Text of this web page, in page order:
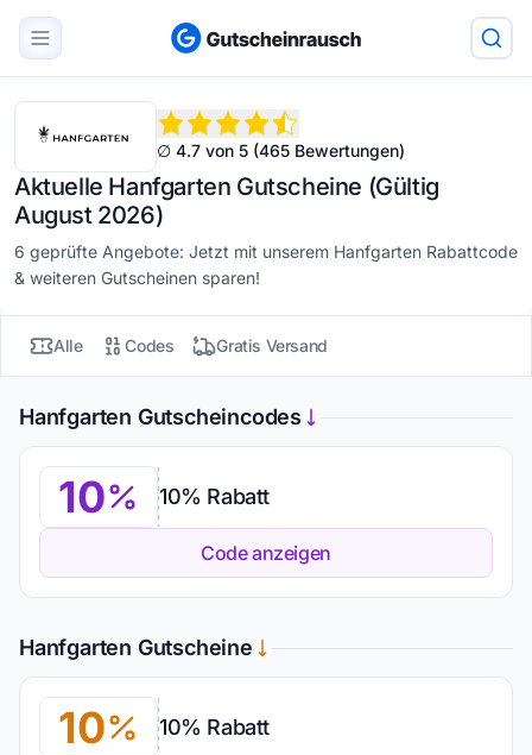
∅ 4.7 von 5 (465 Bewertungen)
Aktuelle Hanfgarten Gutscheine (Gültig
August 2026)
6 geprüfte Angebote: Jetzt mit unserem Hanfgarten Rabattcode
& weiteren Gutscheinen sparen!
Alle Codes Gratis Versand
Hanfgarten Gutscheincodes
10 10% Rabatt
Code anzeigen
Hanfgarten Gutscheine
10 10% Rabatt